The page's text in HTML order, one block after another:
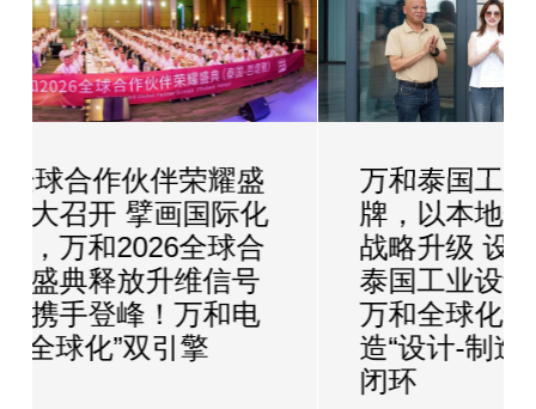
耀盛
际化
球合
信号
和电
万和泰国工业设计中心正式
牌，以本地化创新驱动全球
战略升级 设计赋能全球，
泰国工业设计中心正式挂牌
万和全球化运营再落子，打
造“设计-制造-交付”全链路